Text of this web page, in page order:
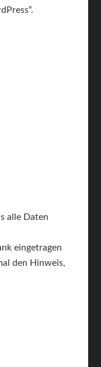
alle Daten
eingetragen
den Hinweis,